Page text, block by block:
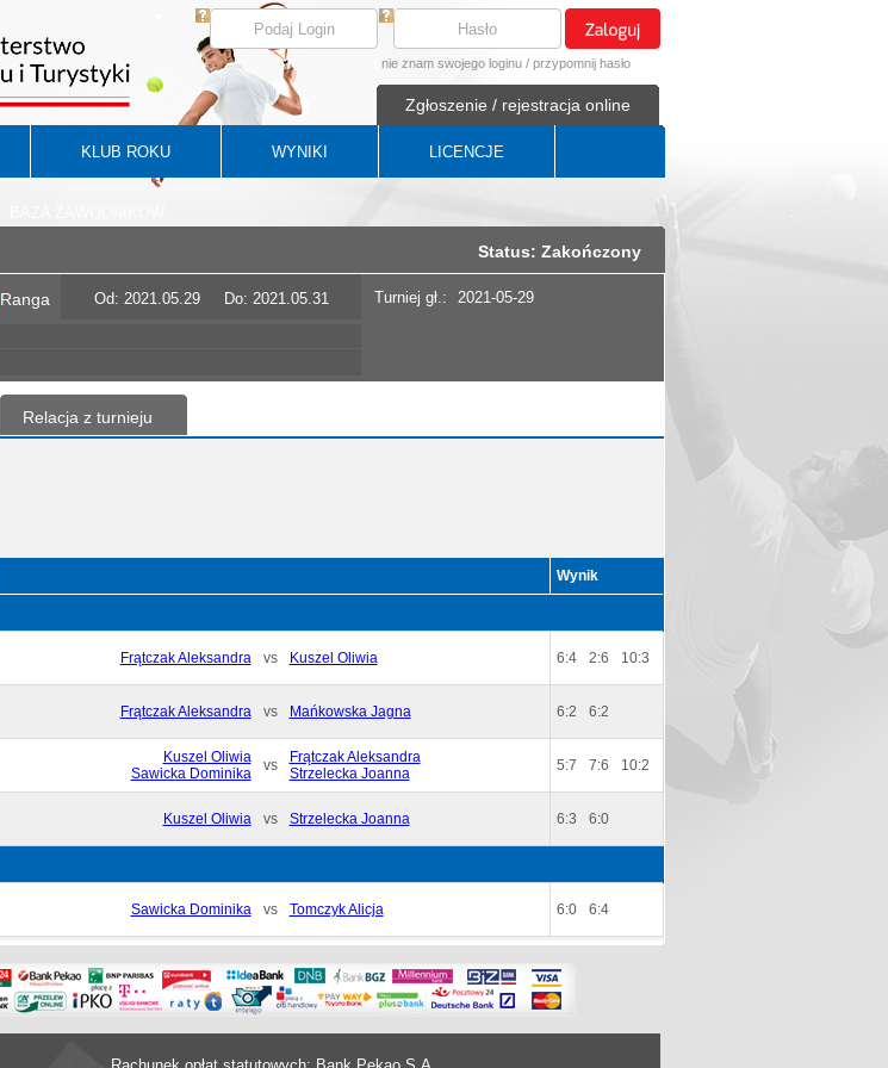
nie znam swojego loginu / przypomnij hasło
Zgłoszenie / rejestracja online
KLUB ROKU WYNIKI LICENCJE
Status: Zakończony
Ranga Od: 2021.05.29 Do: 2021.05.31 Turniej gł.: 2021-05-29
Relacja z turnieju
Wynik
Frątczak Aleksandra vs Kuszel Oliwia 6:4 2:6 10:3
Frątczak Aleksandra vs Mańkowska Jagna 6:2 6:2
Kuszel Oliwia
Sawicka Dominika
vs
Frątczak Aleksandra
Strzelecka Joanna
5:7 7:6 10:2
Kuszel Oliwia vs Strzelecka Joanna 6:3 6:0
Sawicka Dominika vs Tomczyk Alicja 6:0 6:4